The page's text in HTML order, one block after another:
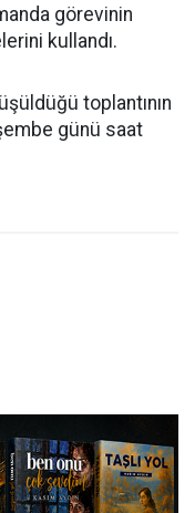
görevinin
kullandı.
toplantının
günü saat